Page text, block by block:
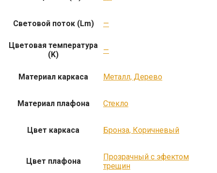
Световой поток (Lm) —
Цветовая температура
(K)
—
Материал каркаса Металл, Дерево
Материал плафона Стекло
Цвет каркаса Бронза, Коричневый
Цвет плафона
Прозрачный с эфектом
трещин